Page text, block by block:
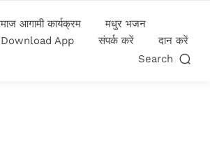
आगामी कार्यक्रम
मधुर भजन
Download App संपर्क करें
दान करें
Search